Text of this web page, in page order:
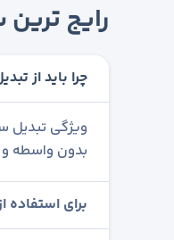
رایج
چرا باید از
ویژگی تبدیل
بدون واسطه و
برای استفاده